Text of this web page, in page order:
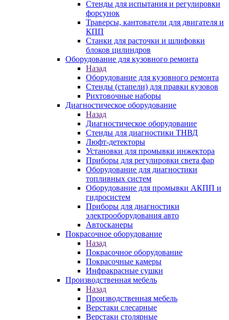
Стенды для испытания и регулировки
форсунок
Траверсы, кантователи для двигателя и
КПП
Станки для расточки и шлифовки
блоков цилиндров
Оборудование для кузовного ремонта
Назад
Оборудование для кузовного ремонта
Стенды (стапели) для правки кузовов
Рихтовочные наборы
Диагностическое оборудование
Назад
Диагностическое оборудование
Стенды для диагностики ТНВД
Люфт-детекторы
Установки для промывки инжектора
Приборы для регулировки света фар
Оборудование для диагностики
топливных систем
Оборудование для промывки АКПП и
гидросистем
Приборы для диагностики
электрооборудования авто
Автосканеры
Покрасочное оборудование
Назад
Покрасочное оборудование
Покрасочные камеры
Инфракрасные сушки
Производственная мебель
Назад
Производственная мебель
Верстаки слесарные
Верстаки столярные